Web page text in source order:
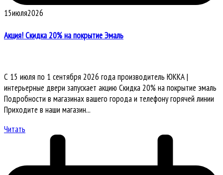
15июля2026
Акция! Скидка 20% на покрытие Эмаль
С 15 июля по 1 сентября 2026 года производитель ЮККА |
интерьерные двери запускает акцию Скидка 20% на покрытие эмаль
Подробности в магазинах вашего города и телефону горячей линии
Приходите в наши магазин...
Читать